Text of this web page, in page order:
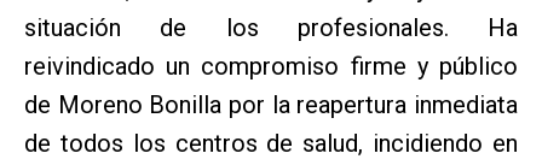
situación de los profesionales. Ha
reivindicado un compromiso firme y público
de Moreno Bonilla por la reapertura inmediata
de todos los centros de salud, incidiendo en